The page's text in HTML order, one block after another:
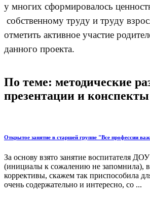
у многих сформировалось
собственному труду и труду
отметить активное участие
данного проекта.
По теме: методические
презентации и конспекты
Открытое занятие в старшей группе "Все профессии
За основу взято занятие воспитателя
(инициалы к сожалению не запомнила),
коррективы, скажем так приспособила
очень содержательно и интересно, со ...